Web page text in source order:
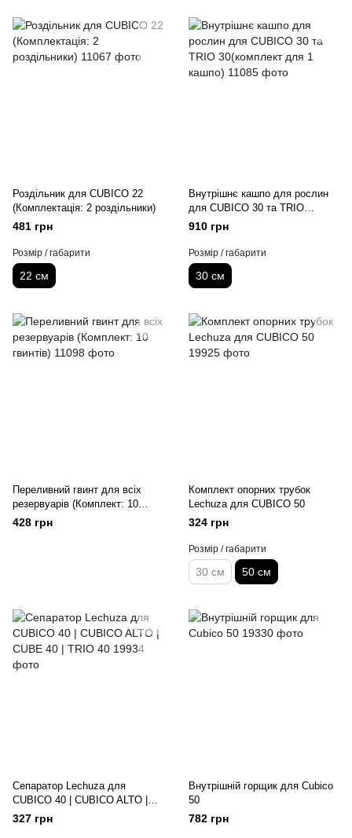
Роздільник для CUBICO 22
(Комплектація: 2 роздільники)
481 грн
Розмір / габарити
22 см
Внутрішнє кашпо для рослин
для CUBICO 30 та TRIO
30(комплект для 1 кашпо)
910 грн
Розмір / габарити
30 см
Переливний гвинт для всіх
резервуарів (Комплект: 10
гвинтів)
428 грн
Комплект опорних трубок
Lechuza для CUBICO 50
324 грн
Розмір / габарити
30 см 50 см
Сепаратор Lechuza для
CUBICO 40 | CUBICO ALTO |
CUBE 40 | TRIO 40
327 грн
Внутрішній горщик для Cubico
50
782 грн